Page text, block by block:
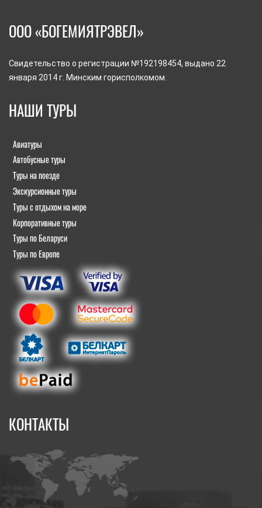
ООО «БОГЕМИЯТРЭВЕЛ»
Свидетельство о регистрации №192198454, выдано 22
января 2014 г. Минским горисполкомом.
НАШИ ТУРЫ
Авиатуры
Автобусные туры
Туры на поезде
Экскурсионные туры
Туры с отдыхом на море
Корпоративные туры
Туры по Беларуси
Туры по Европе
КОНТАКТЫ